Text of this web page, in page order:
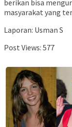
berikan bisa
masyarakat yang
Laporan: Usman S
Post Views: 577